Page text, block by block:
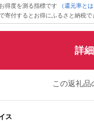
得度を測る指標です
（還元率とは
寄付するとお得にふるさと納税で
詳
この返礼品
ス